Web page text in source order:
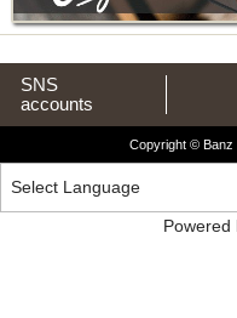
SNS
accounts
Copyright © Banz
Powered